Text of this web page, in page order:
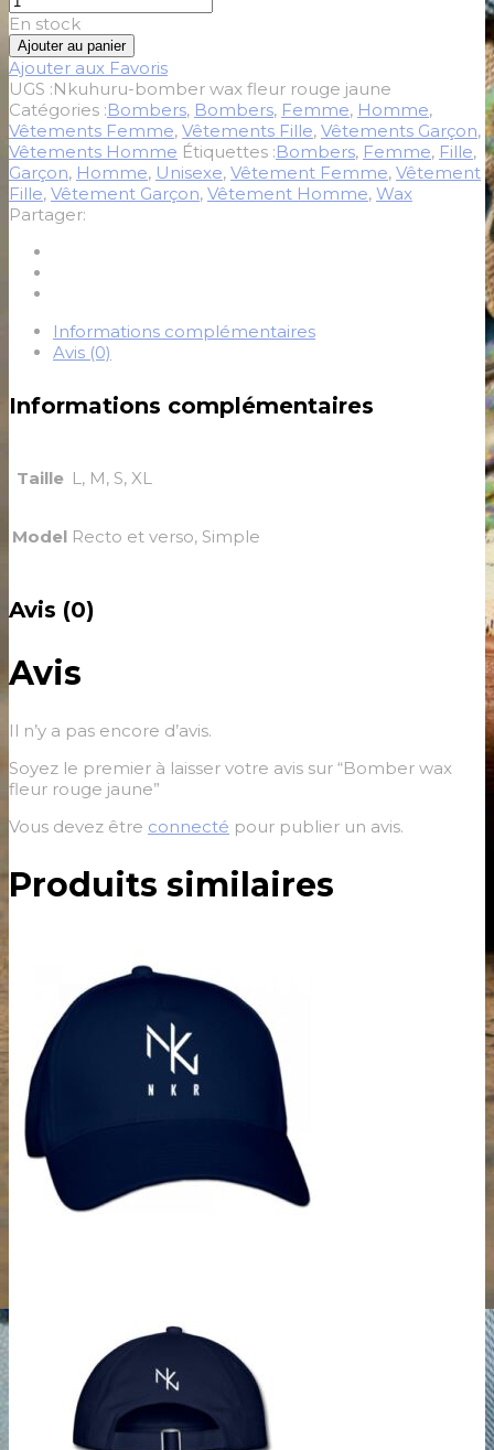
En stock
Ajouter au panier
Ajouter aux Favoris
UGS :Nkuhuru-bomber wax fleur rouge jaune
Catégories :Bombers, Bombers, Femme, Homme,
Vêtements Femme, Vêtements Fille, Vêtements Garçon,
Vêtements Homme Étiquettes :Bombers, Femme, Fille,
Garçon, Homme, Unisexe, Vêtement Femme, Vêtement
Fille, Vêtement Garçon, Vêtement Homme, Wax
Partager:
Informations complémentaires
Avis (0)
Informations complémentaires
Taille L, M, S, XL
Model Recto et verso, Simple
Avis (0)
Avis
Il n’y a pas encore d’avis.
Soyez le premier à laisser votre avis sur “Bomber wax
fleur rouge jaune”
Vous devez être connecté pour publier un avis.
Produits similaires